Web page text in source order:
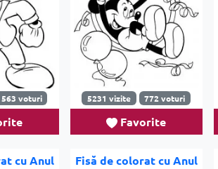
563 voturi 5231 vizite 772 voturi
Favorite
cu Anul
Fisă de colorat cu Anul